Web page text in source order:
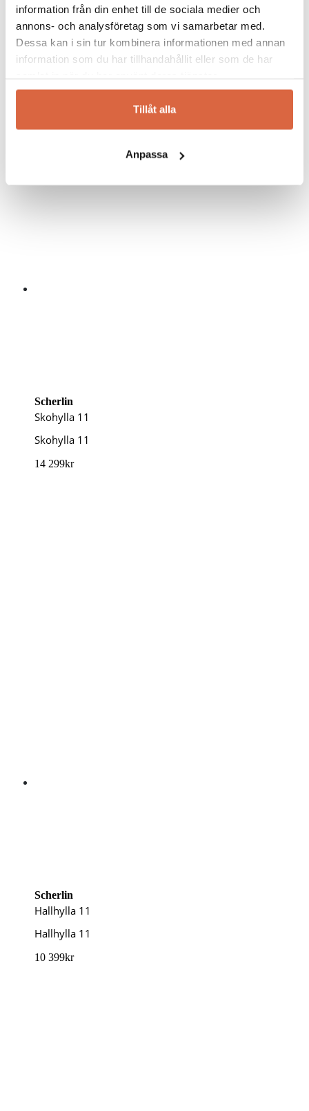
information från din enhet till de sociala medier och
annons- och analysföretag som vi samarbetar med.
Dessa kan i sin tur kombinera informationen med annan
information som du har tillhandahållit eller som de har
Tillåt alla
Anpassa
Scherlin
Skohylla 11
Skohylla 11
14 299kr
Scherlin
Hallhylla 11
Hallhylla 11
10 399kr